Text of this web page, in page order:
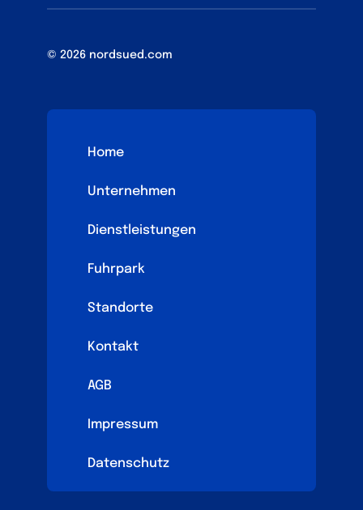
© 2026 nordsued.com
Home
Unternehmen
Dienstleistungen
Fuhrpark
Standorte
Kontakt
AGB
Impressum
Datenschutz